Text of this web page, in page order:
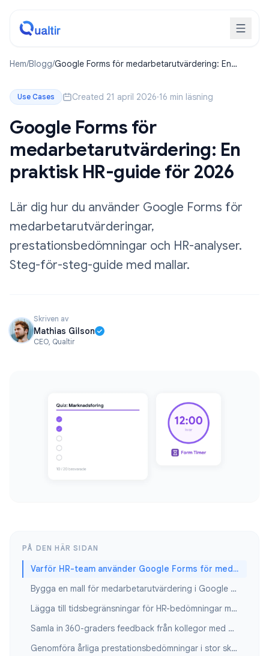
Hem/Blogg/Google Forms för medarbetarutvärdering: En
Use Cases Created 21 april 2026·16 min läsning
Google Forms för
medarbetarutvärdering: En
praktisk HR-guide för 2026
Lär dig hur du använder Google Forms för
medarbetarutvärderingar,
prestationsbedömningar och HR-analyser.
Steg-för-steg-guide med mallar.
Skriven av
Mathias Gilson
CEO, Qualtir
PÅ DEN HÄR SIDAN
Varför HR-team använder Google Forms för medarbetarutvärderingar
Bygga en mall för medarbetarutvärdering i Google Forms
Lägga till tidsbegränsningar för HR-bedömningar med Form Timer
Samla in 360-graders feedback från kollegor med Google Forms
Genomföra årliga prestationsbedömningar i stor skala